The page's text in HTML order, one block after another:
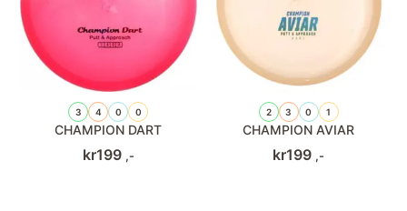
3 4 0 0
CHAMPION DART
kr199 ,-
2 3 0 1
CHAMPION AVIAR
kr199 ,-